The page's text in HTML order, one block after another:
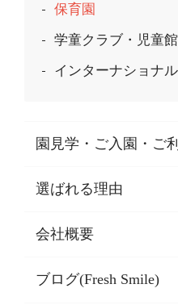
保育園
学童クラブ・児童
インターナショナ
園見学・ご入園・ご
園見学・ご入園・ご
東京都認証保育所空
選ばれる理由
選ばれる理由一覧
乳児期・幼児期・
会社概要
会社概要
ブログ(Fresh Smile)